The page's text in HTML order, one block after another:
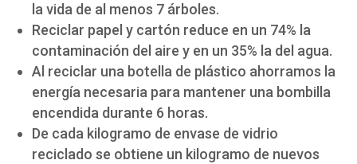
la vida de al menos 7 árboles.
Reciclar papel y cartón reduce en un 74% la
contaminación del aire y en un 35% la del agua.
Al reciclar una botella de plástico ahorramos la
energía necesaria para mantener una bombilla
encendida durante 6 horas.
De cada kilogramo de envase de vidrio
reciclado se obtiene un kilogramo de nuevos